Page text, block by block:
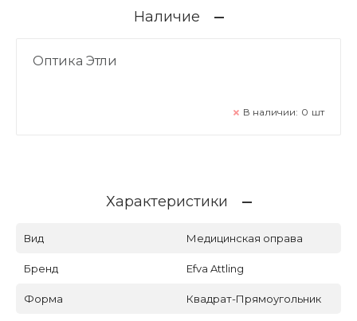
Наличие
Оптика Этли
В наличии: 0 шт
Характеристики
Вид Медицинская оправа
Бренд Efva Attling
Форма Квадрат-Прямоугольник